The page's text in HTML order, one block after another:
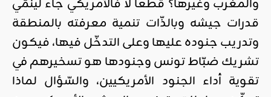
والمغرب وغيرها؟ قطعا لا فالأمريكي جاء لينمّي
قدرات جيشه وبالذّات تنمية معرفته بالمنطقة
وتدريب جنوده عليها وعلى التدخّل فيها، فيكون
تشريك ضبّاط تونس وجنودها هو تسخيرهم في
تقوية أداء الجنود الأمريكيين، والسّؤال لماذا